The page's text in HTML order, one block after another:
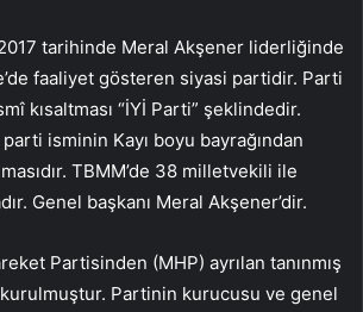
tarihinde Meral Akşener liderliğinde
faaliyet gösteren siyasi partidir. Parti
kısaltması “İYİ Parti” şeklindedir.
isminin Kayı boyu bayrağından
TBMM’de 38 milletvekili ile
Genel başkanı Meral Akşener’dir.
Partisinden (MHP) ayrılan tanınmış
Partinin kurucusu ve genel